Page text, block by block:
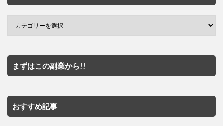
まずはこの副業から!!
おすすめ記事